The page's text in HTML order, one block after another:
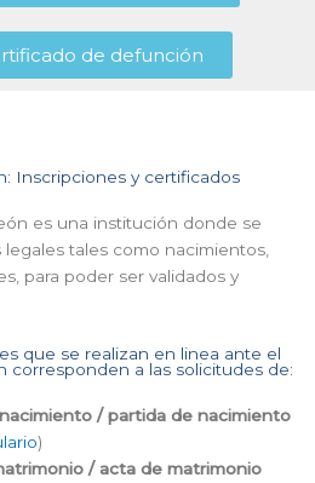
de defunción
Inscripciones y certificados
es una institución donde se
tales como nacimientos,
para poder ser validados y
que se realizan en linea ante el
corresponden a las solicitudes de:
/ partida de nacimiento
)
/ acta de matrimonio